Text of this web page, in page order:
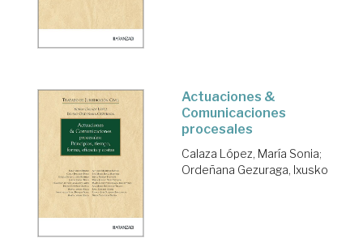
Actuaciones &
Comunicaciones
procesales
Calaza López, María Sonia;
Ordeñana Gezuraga, Ixusko